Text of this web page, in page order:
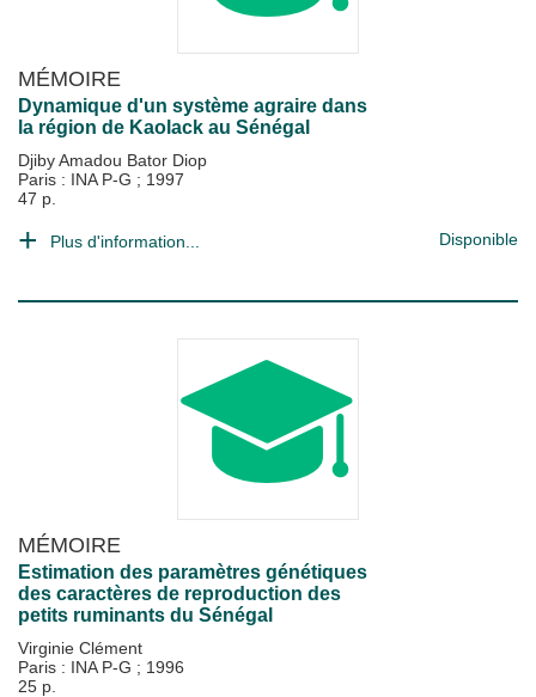
MÉMOIRE
Dynamique d'un système agraire dans
la région de Kaolack au Sénégal
Djiby Amadou Bator Diop
Paris : INA P-G ; 1997
47 p.
Plus d'information... Disponible
MÉMOIRE
Estimation des paramètres génétiques
des caractères de reproduction des
petits ruminants du Sénégal
Virginie Clément
Paris : INA P-G ; 1996
25 p.